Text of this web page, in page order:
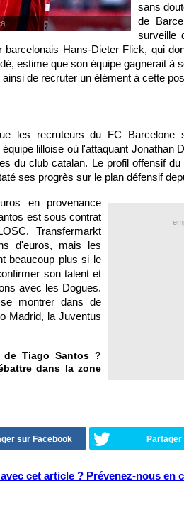
sans
de
surveille
barcelonais Hans-Dieter Flick, qui
estime que son équipe gagnerait à
de recruter un élément à cette
les recruteurs du FC Barcelone
lilloise où l'attaquant Jonathan
du club catalan. Le profil offensif
ses progrès sur le plan défensif
en provenance
est sous contrat
Transfermarkt
d'euros, mais les
beaucoup plus si le
son talent et
avec les Dogues.
montrer dans de
Madrid, la Juventus
de Tiago Santos ?
dans la zone
sur Facebook
cet article ? Prévenez-nous en